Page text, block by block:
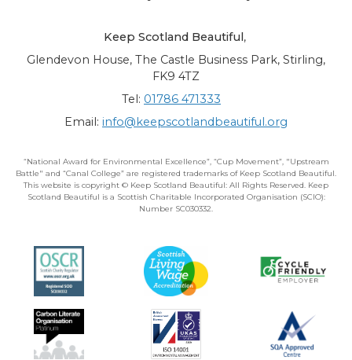
Keep Scotland Beautiful,
Glendevon House, The Castle Business Park, Stirling,
FK9 4TZ
Tel: 01786 471333
Email: info@keepscotlandbeautiful.org
“National Award for Environmental Excellence”, “Cup Movement”, "Upstream
Battle" and “Canal College” are registered trademarks of Keep Scotland Beautiful.
This website is copyright © Keep Scotland Beautiful: All Rights Reserved. Keep
Scotland Beautiful is a Scottish Charitable Incorporated Organisation (SCIO):
Number SC030332.